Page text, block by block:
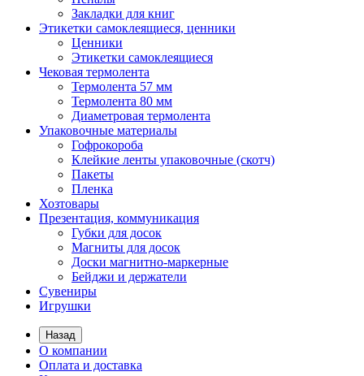
Закладки для книг
Этикетки самоклеящиеся, ценники
Ценники
Этикетки самоклеящиеся
Чековая термолента
Термолента 57 мм
Термолента 80 мм
Диаметровая термолента
Упаковочные материалы
Гофрокороба
Клейкие ленты упаковочные (скотч)
Пакеты
Пленка
Хозтовары
Презентация, коммуникация
Губки для досок
Магниты для досок
Доски магнитно-маркерные
Бейджи и держатели
Сувениры
Игрушки
Назад
О компании
Оплата и доставка